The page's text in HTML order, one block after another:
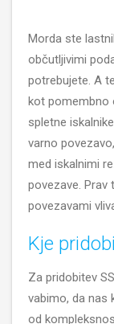
Morda ste
občutljivimi
potrebujete. A
kot pomembno
spletne
varno
med iskalnimi
povezave. Prav
povezavami
Kje
Za pridobitev
vabimo, da nas
od